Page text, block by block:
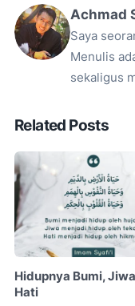
Achmad
Saya
Menulis
sekaligus
Related Posts
Hidupnya Bumi,
Hati